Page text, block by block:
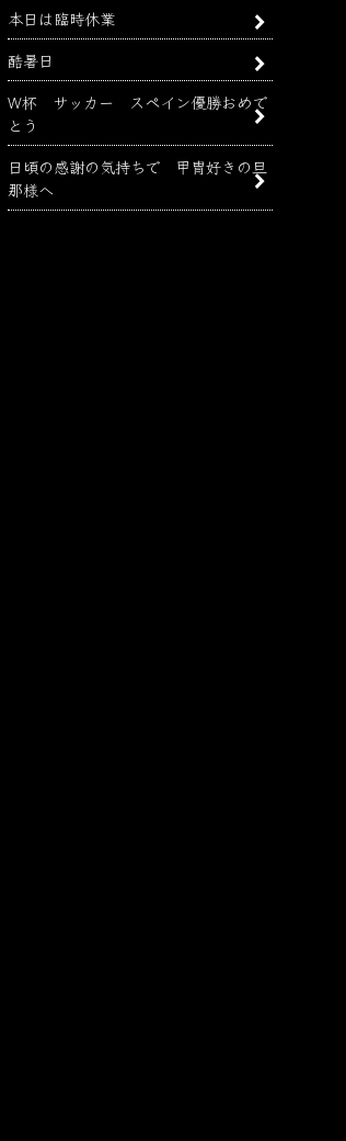
本日は臨時休業
酷暑日
W杯 サッカー スペイン優勝おめで
とう
日頃の感謝の気持ちで 甲冑好きの旦
那様へ